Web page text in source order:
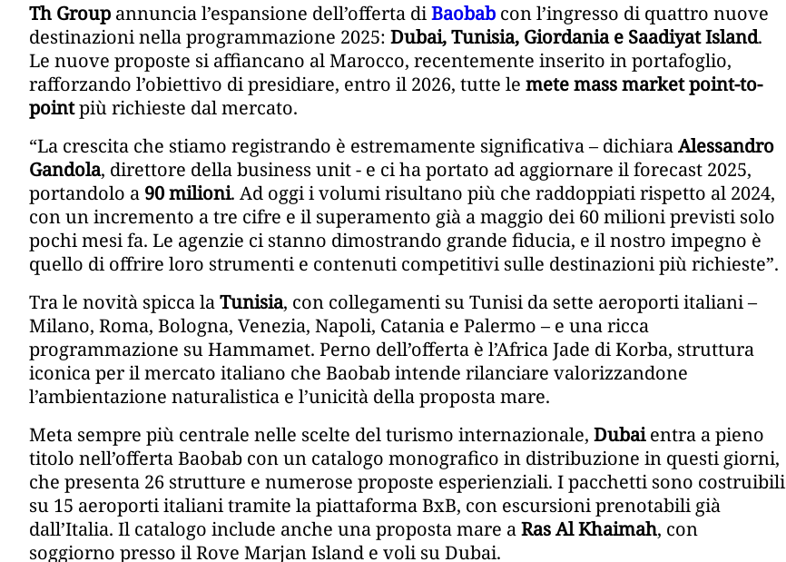
Th Group annuncia l’espansione dell’offerta diBaobab con l’ingresso di quattro nuove
destinazioni nella programmazione 2025: Dubai, Tunisia, Giordania e Saadiyat Island.
Le nuove proposte si affiancano al Marocco, recentemente inserito in portafoglio,
rafforzando l’obiettivo di presidiare, entro il 2026, tutte le mete mass market point-to-
pointpiù richieste dal mercato.
“La crescita che stiamo registrando è estremamente significativa – dichiaraAlessandro
Gandola, direttore della business unit - e ci ha portato ad aggiornare il forecast 2025,
portandolo a 90 milioni. Ad oggi i volumi risultano più che raddoppiati rispetto al 2024,
con un incremento a tre cifre e il superamento già a maggio dei 60 milioni previsti solo
pochi mesi fa. Le agenzie ci stanno dimostrando grande fiducia, e il nostro impegno è
quello di offrire loro strumenti e contenuti competitivi sulle destinazioni più richieste”.
Tra le novità spicca laTunisia, con collegamenti su Tunisi da sette aeroporti italiani –
Milano, Roma, Bologna, Venezia, Napoli, Catania e Palermo – e una ricca
programmazione su Hammamet. Perno dell’offerta è l’Africa Jade di Korba, struttura
iconica per il mercato italiano che Baobab intende rilanciare valorizzandone
l’ambientazione naturalistica e l’unicità della proposta mare.
Meta sempre più centrale nelle scelte del turismo internazionale, Dubaientra a pieno
titolo nell’offerta Baobab con un catalogo monografico in distribuzione in questi giorni,
che presenta 26 strutture e numerose proposte esperienziali. I pacchetti sono costruibili
su 15 aeroporti italiani tramite la piattaforma BxB, con escursioni prenotabili già
dall’Italia. Il catalogo include anche una proposta mare aRas Al Khaimah, con
soggiorno presso il Rove Marjan Island e voli su Dubai.